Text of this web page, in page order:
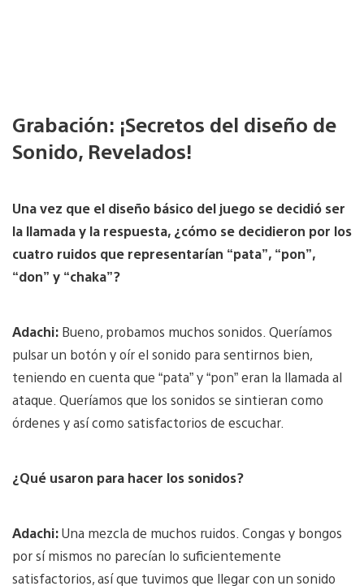
Grabación: ¡Secretos del diseño de
Sonido, Revelados!
Una vez que el diseño básico del juego se decidió ser
la llamada y la respuesta, ¿cómo se decidieron por los
cuatro ruidos que representarían “pata”, “pon”,
“don” y “chaka”?
Adachi: Bueno, probamos muchos sonidos. Queríamos
pulsar un botón y oír el sonido para sentirnos bien,
teniendo en cuenta que “pata” y “pon” eran la llamada al
ataque. Queríamos que los sonidos se sintieran como
órdenes y así como satisfactorios de escuchar.
¿Qué usaron para hacer los sonidos?
Adachi:Una mezcla de muchos ruidos. Congas y bongos
por sí mismos no parecían lo suficientemente
satisfactorios, así que tuvimos que llegar con un sonido